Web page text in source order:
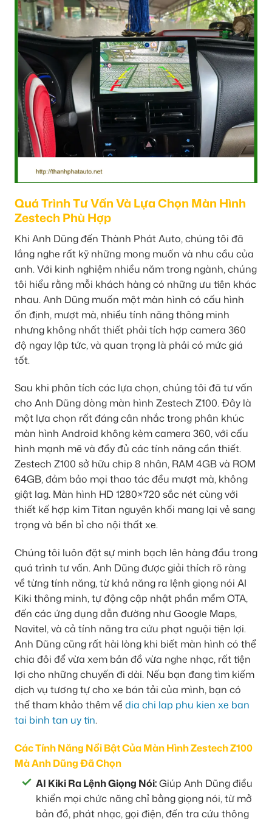
Quá Trình Tư Vấn Và Lựa Chọn Màn Hình
Zestech Phù Hợp
Khi Anh Dũng đến Thành Phát Auto, chúng tôi đã
lắng nghe rất kỹ những mong muốn và nhu cầu của
anh. Với kinh nghiệm nhiều năm trong ngành, chúng
tôi hiểu rằng mỗi khách hàng có những ưu tiên khác
nhau. Anh Dũng muốn một màn hình có cấu hình
ổn định, mượt mà, nhiều tính năng thông minh
nhưng không nhất thiết phải tích hợp camera 360
độ ngay lập tức, và quan trọng là phải có mức giá
tốt.
Sau khi phân tích các lựa chọn, chúng tôi đã tư vấn
cho Anh Dũng dòng màn hình Zestech Z100. Đây là
một lựa chọn rất đáng cân nhắc trong phân khúc
màn hình Android không kèm camera 360, với cấu
hình mạnh mẽ và đầy đủ các tính năng cần thiết.
Zestech Z100 sở hữu chip 8 nhân, RAM 4GB và ROM
64GB, đảm bảo mọi thao tác đều mượt mà, không
giật lag. Màn hình HD 1280×720 sắc nét cùng với
thiết kế hợp kim Titan nguyên khối mang lại vẻ sang
trọng và bền bỉ cho nội thất xe.
Chúng tôi luôn đặt sự minh bạch lên hàng đầu trong
quá trình tư vấn. Anh Dũng được giải thích rõ ràng
về từng tính năng, từ khả năng ra lệnh giọng nói AI
Kiki thông minh, tự động cập nhật phần mềm OTA,
đến các ứng dụng dẫn đường như Google Maps,
Navitel, và cả tính năng tra cứu phạt nguội tiện lợi.
Anh Dũng cũng rất hài lòng khi biết màn hình có thể
chia đôi để vừa xem bản đồ vừa nghe nhạc, rất tiện
lợi cho những chuyến đi dài. Nếu bạn đang tìm kiếm
dịch vụ tương tự cho xe bán tải của mình, bạn có
thể tham khảo thêm về dia chi lap phu kien xe ban
tai binh tan uy tin.
Các Tính Năng Nổi Bật Của Màn Hình Zestech Z100
Mà Anh Dũng Đã Chọn
AI Kiki Ra Lệnh Giọng Nói:Giúp Anh Dũng điều
khiển mọi chức năng chỉ bằng giọng nói, từ mở
bản đồ, phát nhạc, gọi điện, đến tra cứu thông